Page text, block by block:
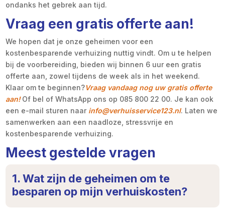
ondanks het gebrek aan tijd.
Vraag een gratis offerte aan!
We hopen dat je onze geheimen voor een
kostenbesparende verhuizing nuttig vindt. Om u te helpen
bij de voorbereiding, bieden wij binnen 6 uur een gratis
offerte aan, zowel tijdens de week als in het weekend.
Klaar om te beginnen?Vraag vandaag nog uw gratis offerte
aan!Of bel of WhatsApp ons op 085 800 22 00. Je kan ook
een e-mail sturen naar info@verhuisservice123.nl. Laten we
samenwerken aan een naadloze, stressvrije en
kostenbesparende verhuizing.
Meest gestelde vragen
1. Wat zijn de geheimen om te
besparen op mijn verhuiskosten?